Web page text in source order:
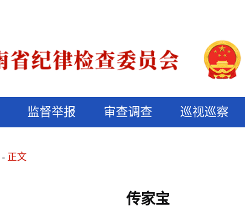
监督举报 审查调查 巡视巡察
正文
传家宝